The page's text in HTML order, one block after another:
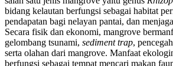
bidang kelautan berfungsi sebagai habitat
pendapatan bagi nelayan pantai, dan
Secara fisik dan ekonomi, mangrove
gelombang tsunami, sediment trap,
serta olahan dari mangrove. Manfaat
berfungsi sebagai tempat mencari makan